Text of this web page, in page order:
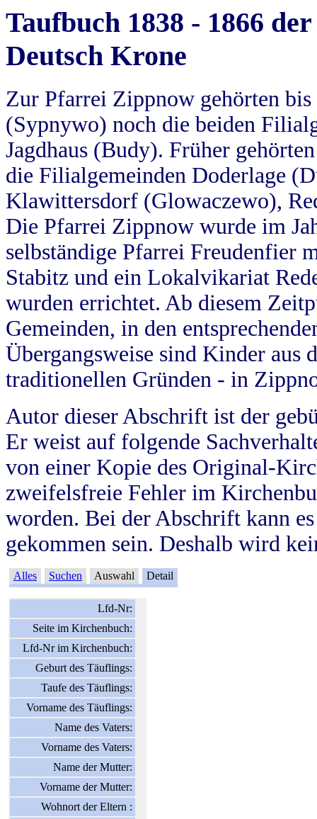
Taufbuch 1838 - 1866
Deutsch Krone
Zur Pfarrei Zippnow gehörten
(Sypnywo) noch die beiden
Jagdhaus (Budy). Früher
die Filialgemeinden Doderlage
Klawittersdorf (Glowaczewo),
Die Pfarrei Zippnow wurde im
selbständige Pfarrei Freudenfier
Stabitz und ein Lokalvikariat
wurden errichtet. Ab diesem
Gemeinden, in den
Übergangsweise sind Kinder aus
traditionellen Gründen - in
Autor dieser Abschrift ist der
Er weist auf folgende
von einer Kopie des Original-
zweifelsfreie Fehler im
worden. Bei der Abschrift kann
gekommen sein. Deshalb wird
Alles Suchen Auswahl Detail
Lfd-Nr:
Seite im Kirchenbuch:
Lfd-Nr im Kirchenbuch:
Geburt des Täuflings:
Taufe des Täuflings:
Vorname des Täuflings:
Name des Vaters:
Vorname des Vaters:
Name der Mutter:
Vorname der Mutter:
Wohnort der Eltern :